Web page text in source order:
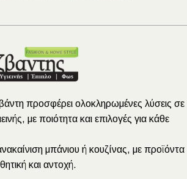
προσφέρει ολοκληρωμένες λύσεις σε
με ποιότητα και επιλογές για κάθε
μπάνιου ή κουζίνας, με προϊόντα
και αντοχή.